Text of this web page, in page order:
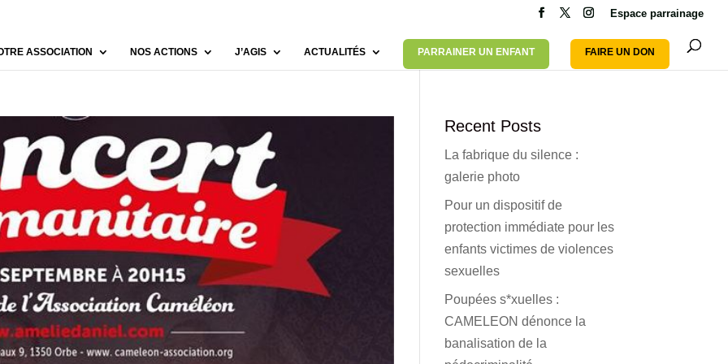
Espace parrainage
ASSOCIATION NOS ACTIONS J’AGIS ACTUALITÉS PARRAINER UN ENFANT FAIRE UN DON
Recent Posts
La fabrique du silence :
galerie photo
Pour un dispositif de
protection immédiate pour les
enfants victimes de violences
sexuelles
Poupées s*xuelles :
CAMELEON dénonce la
banalisation de la